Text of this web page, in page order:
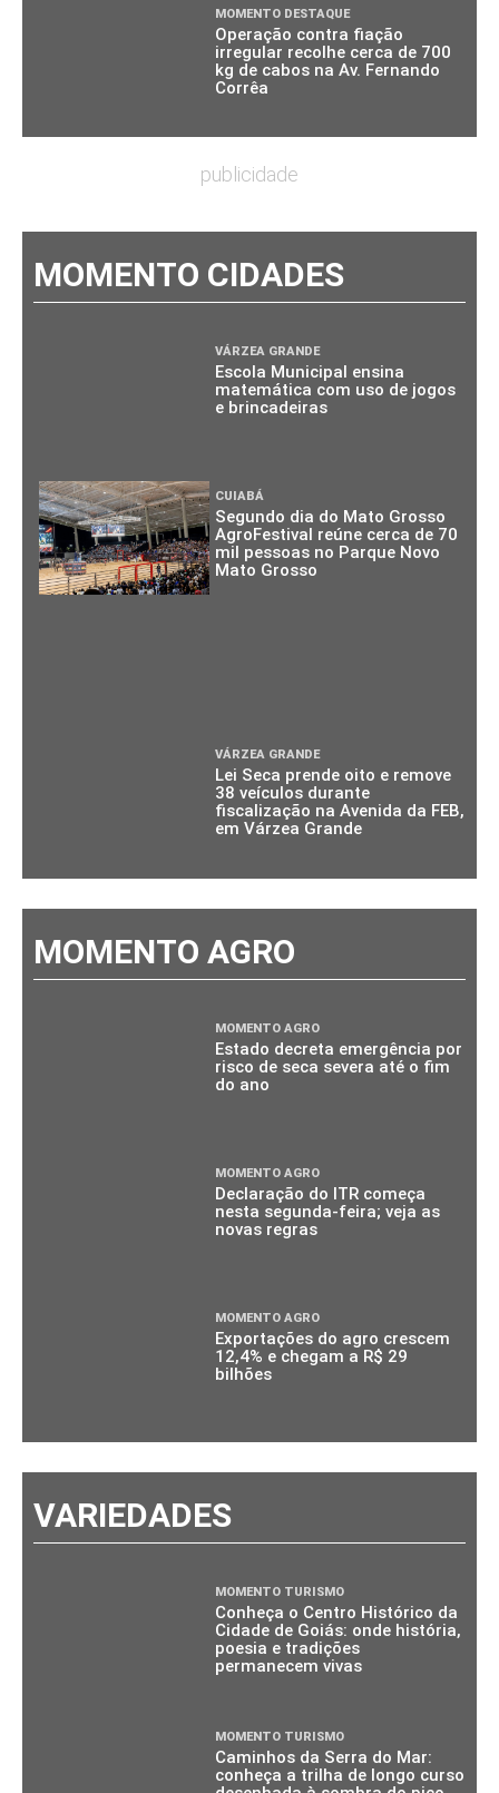
MOMENTO DESTAQUE
Operação contra fiação
irregular recolhe cerca de 700
kg de cabos na Av. Fernando
Corrêa
publicidade
MOMENTO CIDADES
VÁRZEA GRANDE
Escola Municipal ensina
matemática com uso de jogos
e brincadeiras
CUIABÁ
Segundo dia do Mato Grosso
AgroFestival reúne cerca de 70
mil pessoas no Parque Novo
Mato Grosso
VÁRZEA GRANDE
Lei Seca prende oito e remove
38 veículos durante
fiscalização na Avenida da FEB,
em Várzea Grande
MOMENTO AGRO
MOMENTO AGRO
Estado decreta emergência por
risco de seca severa até o fim
do ano
MOMENTO AGRO
Declaração do ITR começa
nesta segunda-feira; veja as
novas regras
MOMENTO AGRO
Exportações do agro crescem
12,4% e chegam a R$ 29
bilhões
VARIEDADES
MOMENTO TURISMO
Conheça o Centro Histórico da
Cidade de Goiás: onde história,
poesia e tradições
permanecem vivas
MOMENTO TURISMO
Caminhos da Serra do Mar:
conheça a trilha de longo curso